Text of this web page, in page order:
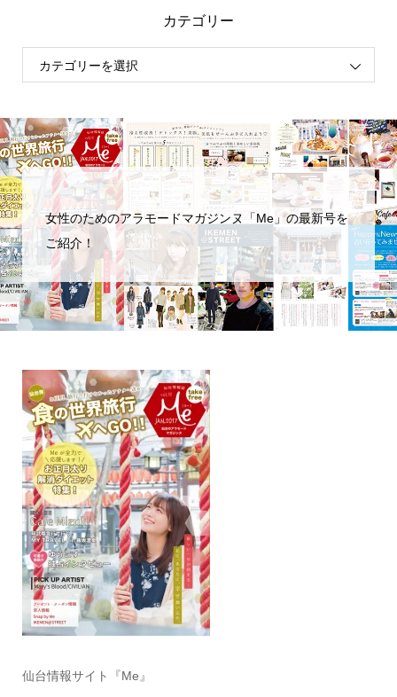
カテゴリー
女性のためのアラモードマガジンヌ「Me」の最新号を
ご紹介！
仙台情報サイト『Me』